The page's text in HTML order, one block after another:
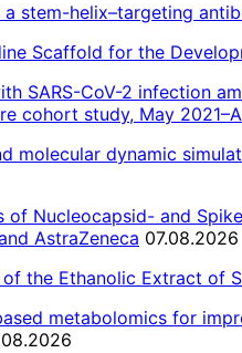
stem-helix–targeting
Scaffold for the
SARS-CoV-2 infection
cohort study, May
molecular dynamic
of Nucleocapsid- and
AstraZeneca 07.08.2026
the Ethanolic Extract of
metabolomics for